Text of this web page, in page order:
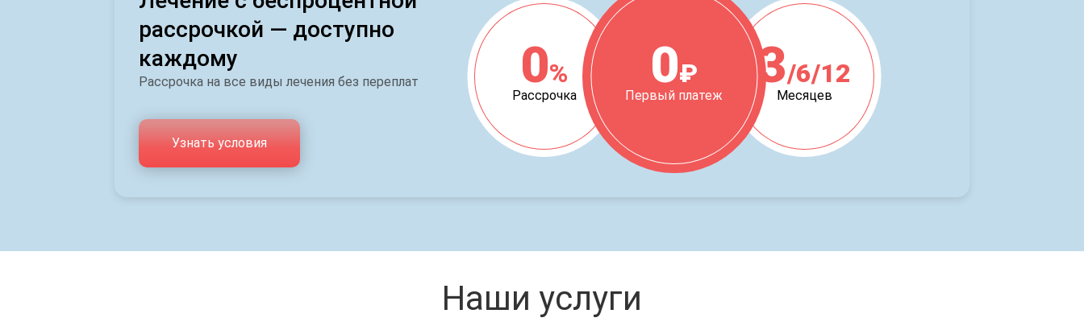
рассрочкой — доступно
каждому
Рассрочка на все виды лечения без переплат 0%
Рассрочка
0₽
Первый платеж
3/6/12
Месяцев
Узнать условия
Наши услуги